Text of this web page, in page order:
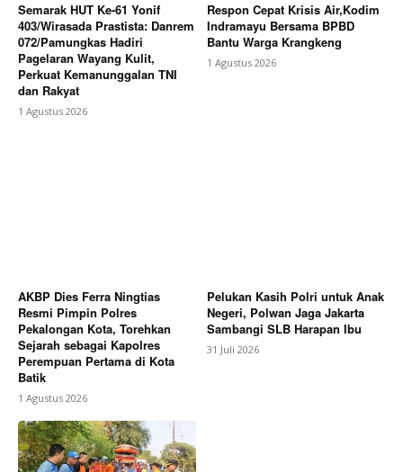
Semarak HUT Ke-61 Yonif
403/Wirasada Prastista: Danrem
072/Pamungkas Hadiri
Pagelaran Wayang Kulit,
Perkuat Kemanunggalan TNI
dan Rakyat
1 Agustus 2026
Respon Cepat Krisis Air,Kodim
Indramayu Bersama BPBD
Bantu Warga Krangkeng
1 Agustus 2026
AKBP Dies Ferra Ningtias
Resmi Pimpin Polres
Pekalongan Kota, Torehkan
Sejarah sebagai Kapolres
Perempuan Pertama di Kota
Batik
1 Agustus 2026
Pelukan Kasih Polri untuk Anak
Negeri, Polwan Jaga Jakarta
Sambangi SLB Harapan Ibu
31 Juli 2026